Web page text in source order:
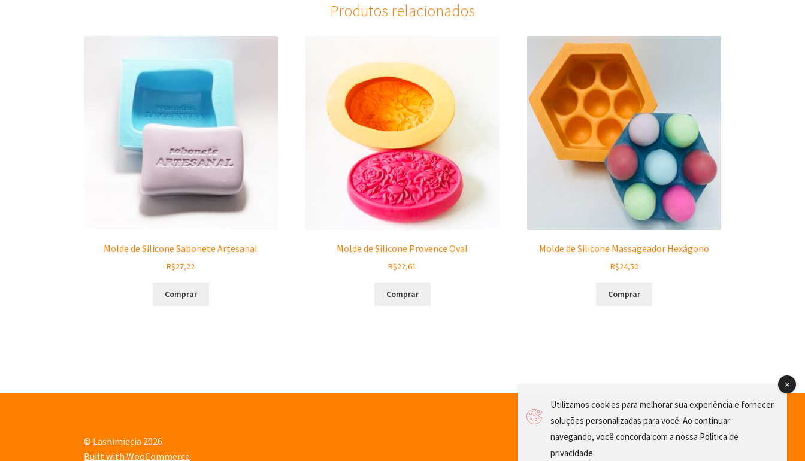
Produtos relacionados
Molde de Silicone Sabonete Artesanal
R$27,22
Comprar
Molde de Silicone Provence Oval
R$22,61
Comprar
Molde de Silicone Massageador Hexágono
R$24,50
Comprar
© Lashimiecia 2026
Built with WooCommerce.
Utilizamos cookies para melhorar sua experiência e fornecer
soluções personalizadas para você. Ao continuar
navegando, você concorda com a nossa Política de
privacidade.